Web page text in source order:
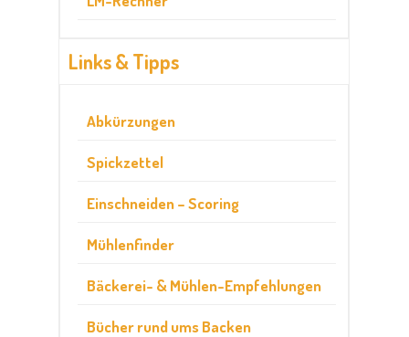
Links & Tipps
Abkürzungen
Spickzettel
Einschneiden – Scoring
Mühlenfinder
Bäckerei- & Mühlen-Empfehlungen
Bücher rund ums Backen